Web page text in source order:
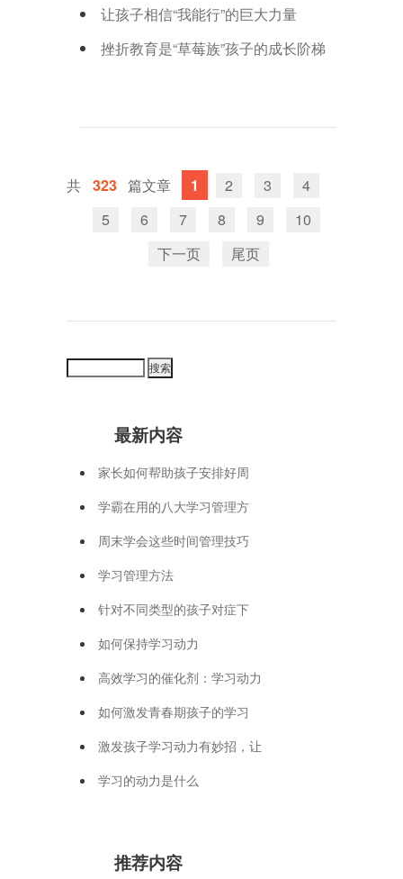
让孩子相信“我能行”的巨大力量
挫折教育是“草莓族”孩子的成长阶梯
323 1 2 3
4
5
6 7 8 9
10
下一页
尾页
最新内容
家长如何帮助孩子安排好周
学霸在用的八大学习管理方
周末学会这些时间管理技巧
学习管理方法
针对不同类型的孩子对症下
如何保持学习动力
高效学习的催化剂：学习动力
如何激发青春期孩子的学习
激发孩子学习动力有妙招，让
学习的动力是什么
推荐内容